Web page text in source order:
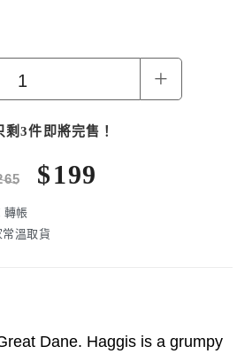
+
剩3件即將完售！
$199
轉帳
溫取貨
Dane. Haggis is a grumpy